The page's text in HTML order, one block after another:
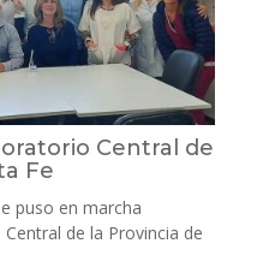
Central de
Fe
puso en marcha
de la Provincia de